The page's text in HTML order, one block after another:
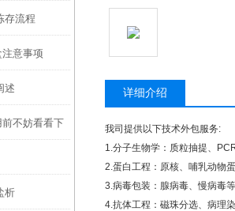
存流程
意事项
述
不妨看看下
析
详细介绍
我司提供以下技术外包服务:
1.分子生物学：质粒抽提、
2.蛋白工程：原核、哺乳动物
3.病毒包装：腺病毒、慢病毒等
4.抗体工程：磁珠分选、病理